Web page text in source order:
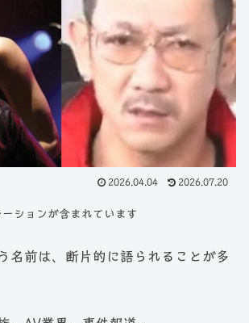
2026.04.04 2026.07.20
ションが含まれています
名前は、断片的に語られることが多